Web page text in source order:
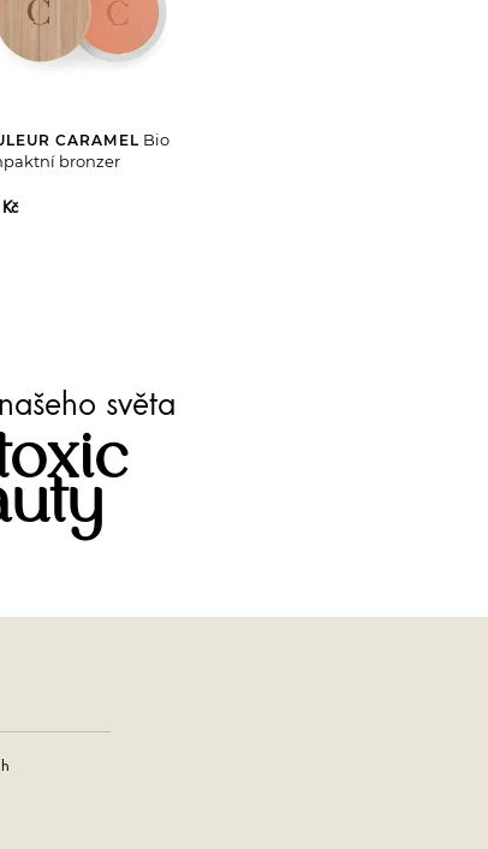
CARAMEL Bio
bronzer
světa